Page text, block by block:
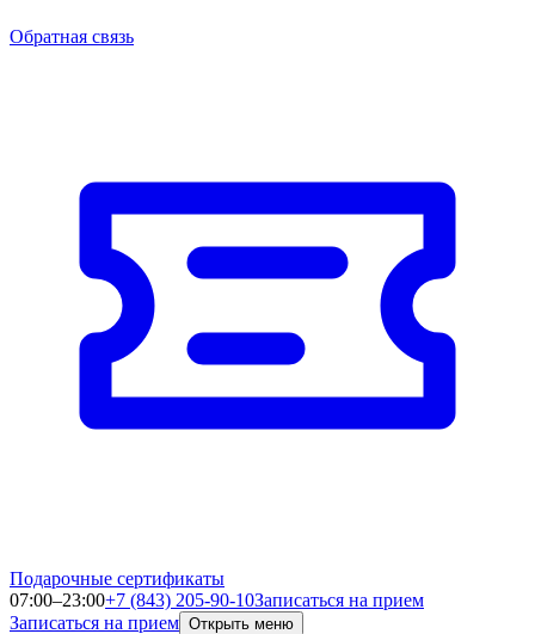
Обратная связь
Подарочные сертификаты
07:00–23:00+7 (843) 205-90-10Записаться на прием
Записаться на прием Открыть меню